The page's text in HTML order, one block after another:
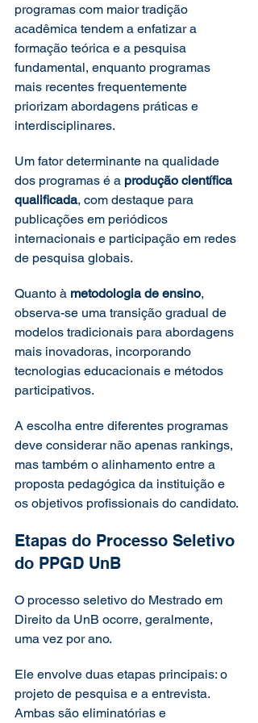
programas com maior tradição
acadêmica tendem a enfatizar a
formação teórica e a pesquisa
fundamental, enquanto programas
mais recentes frequentemente
priorizam abordagens práticas e
interdisciplinares.
Um fator determinante na qualidade
dos programas é a produção científica
qualificada, com destaque para
publicações em periódicos
internacionais e participação em redes
de pesquisa globais.
Quanto à metodologia de ensino,
observa-se uma transição gradual de
modelos tradicionais para abordagens
mais inovadoras, incorporando
tecnologias educacionais e métodos
participativos.
A escolha entre diferentes programas
deve considerar não apenas rankings,
mas também o alinhamento entre a
proposta pedagógica da instituição e
os objetivos profissionais do candidato.
Etapas do Processo Seletivo
do PPGD UnB
O processo seletivo do Mestrado em
Direito da UnB ocorre, geralmente,
uma vez por ano.
Ele envolve duas etapas principais: o
projeto de pesquisa e a entrevista.
Ambas são eliminatórias e